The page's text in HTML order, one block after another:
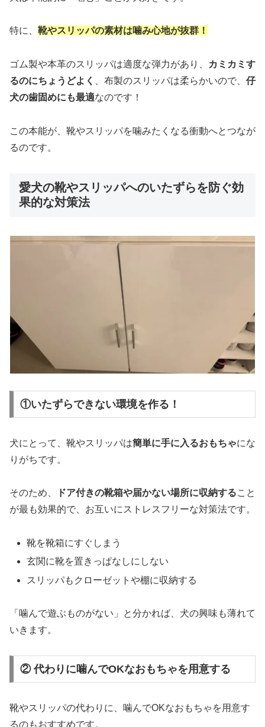
特に、 靴やスリッパの素材は噛み心地が抜群！
ゴム製や本革のスリッパは適度な弾力があり、
カミカミす
るのにちょうどよく
、布製のスリッパは柔らかいので、 仔
犬の歯固めにも最適なのです！
この本能が、靴やスリッパを噛みたくなる衝動へとつなが
るのです。
愛犬の靴やスリッパへのいたずらを防ぐ効
果的な対策法
①いたずらできない環境を作る！
犬にとって、靴やスリッパは簡単に手に入るおもちゃにな
りがちです。
そのため、 ドア付きの靴箱や届かない場所に収納すること
が最も効果的で、お互いにストレスフリーな対策法です。
靴を靴箱にすぐしまう
玄関に靴を置きっぱなしにしない
スリッパもクローゼットや棚に収納する
「噛んで遊ぶものがない」と分かれば、犬の興味も薄れて
いきます。
② 代わりに噛んでOKなおもちゃを用意する
靴やスリッパの代わりに、噛んでOKなおもちゃを用意す
るのもおすすめです。